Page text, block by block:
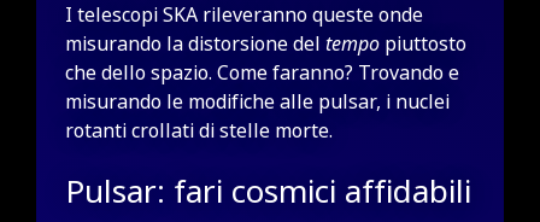
I telescopi SKA rileveranno queste onde
misurando la distorsione del tempo piuttosto
che dello spazio. Come faranno? Trovando e
misurando le modifiche alle pulsar, i nuclei
rotanti crollati di stelle morte.
Pulsar: fari cosmici affidabili